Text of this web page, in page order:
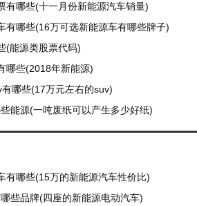
有哪些(十一月份新能源汽车销量)
有哪些(16万可选新能源车有哪些牌子)
(能源类股票代码)
哪些(2018年新能源)
哪些(17万元左右的suv)
能源(一吨废纸可以产生多少好纸)
有哪些(15万的新能源汽车性价比)
些品牌(四座的新能源电动汽车)